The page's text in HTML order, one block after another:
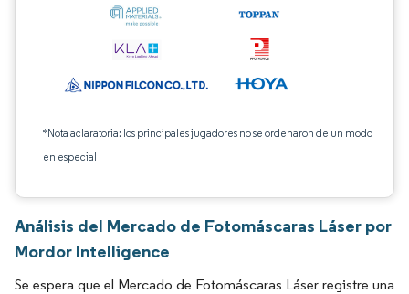
*Nota aclaratoria: los principales jugadores no se ordenaron de un modo
en especial
Análisis del Mercado de Fotomáscaras Láser por
Mordor Intelligence
Se espera que el Mercado de Fotomáscaras Láser registre una